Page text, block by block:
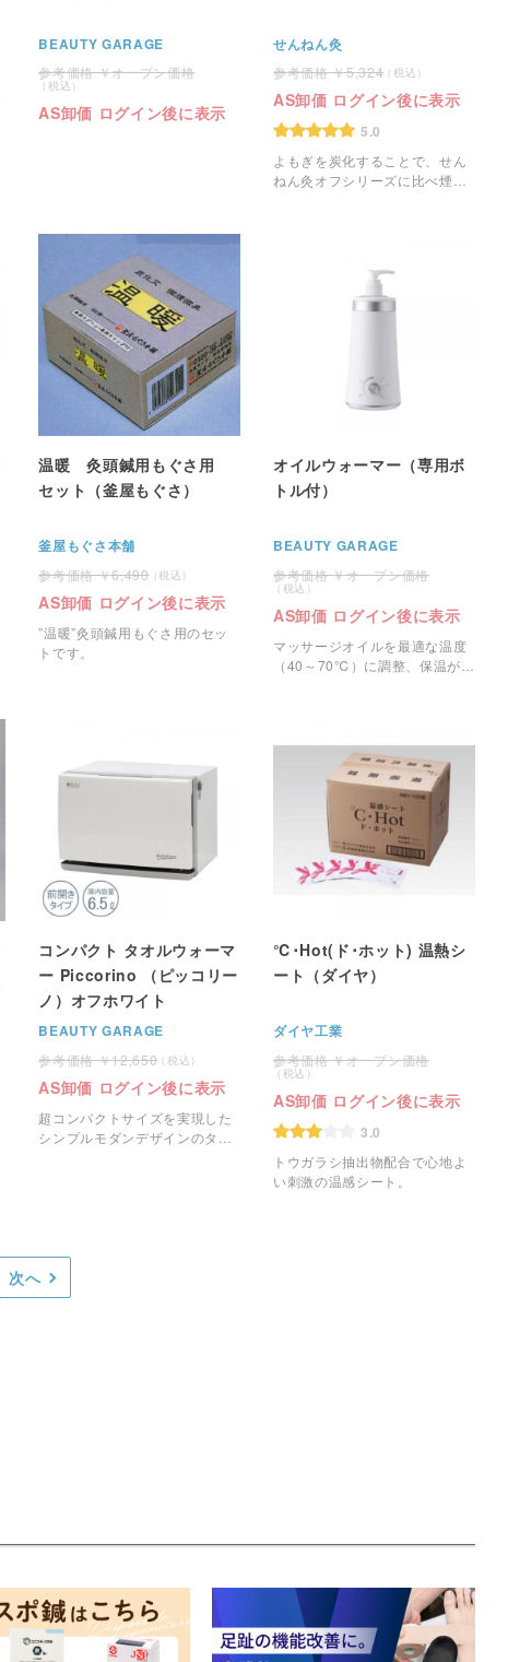
BEAUTY GARAGE
オープン価格
AS卸価 ログイン後に表示
せんねん灸
5,324
AS卸価 ログイン後に表示
5.0
よもぎを炭化することで、せん
ねん灸オフシリーズに比べ煙の
温暖 灸頭鍼用もぐさ用
セット（釜屋もぐさ）
釜屋もぐさ本舗
6,490
AS卸価 ログイン後に表示
”温暖”灸頭鍼用もぐさ用のセッ
トです。
オイルウォーマー（専用ボ
トル付）
BEAUTY GARAGE
オープン価格
AS卸価 ログイン後に表示
マッサージオイルを最適な温度
（40～70℃）に調整、保温がで
コンパクト タオルウォーマ
ー Piccorino （ピッコリー
ノ）オフホワイト
BEAUTY GARAGE
12,650
AS卸価 ログイン後に表示
超コンパクトサイズを実現した
シンプルモダンデザインのタオ
℃･Hot(ド･ホット) 温熱シ
ート（ダイヤ）
ダイヤ工業
オープン価格
AS卸価 ログイン後に表示
3.0
トウガラシ抽出物配合で心地よ
い刺激の温感シート。
次へ